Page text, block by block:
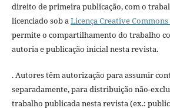
direito de primeira publicação, com o
licenciado sob aLicença Creative
permite o compartilhamento do trabalho
autoria e publicação inicial nesta revista.
. Autores têm autorização para assumir
separadamente, para distribuição não-
trabalho publicada nesta revista (ex.: